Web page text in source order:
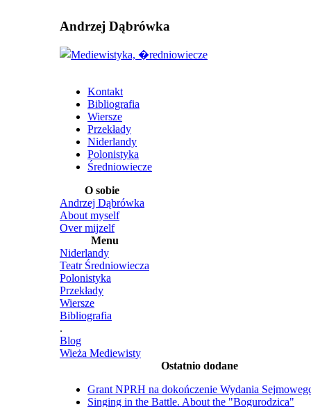
Andrzej Dąbrówka
Kontakt
Bibliografia
Wiersze
Przekłady
Niderlandy
Polonistyka
Średniowiecze
O sobie
Andrzej Dąbrówka
About myself
Over mijzelf
Menu
Niderlandy
Teatr Średniowiecza
Polonistyka
Przekłady
Wiersze
Bibliografia
.
Blog
Wieża Mediewisty
Ostatnio dodane
Grant NPRH na dokończenie Wydania
Singing in the Battle. About the "Bogurodzica"